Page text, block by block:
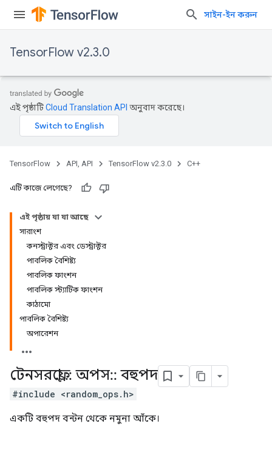
সাইন-ইন করুন
TensorFlow v2.3.0
এই পৃষ্ঠাটিCloud Translation API অনুবাদ করেছে।
TensorFlow API, API TensorFlow v2.3.0 C++
এটি কাজে লেগেছে?
এই পৃষ্ঠায় যা যা আছে
সারাংশ
কনস্ট্রাক্টর এবং ডেস্ট্রাক্টর
পাবলিক বৈশিষ্ট্য
পাবলিক ফাংশন
পাবলিক স্ট্যাটিক ফাংশন
কাঠামো
পাবলিক বৈশিষ্ট্য
অপারেশন
টেনসরফ্লো:: অপস:: বহুপদ
#include <random_ops.h>
একটি বহুপদ বন্টন থেকে নমুনা আঁকে।